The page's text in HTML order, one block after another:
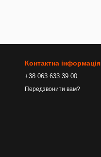
Контактна інформація
+38 063 633 39 00
Передзвонити вам?